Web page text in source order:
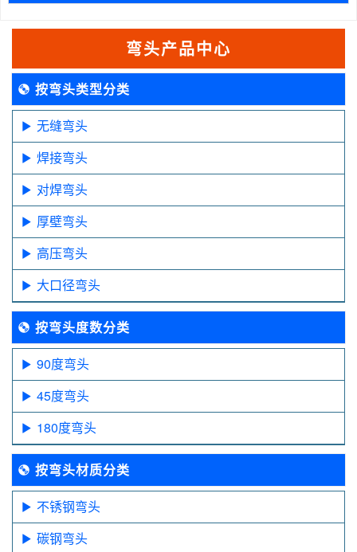
弯头产品中心
按弯头类型分类
无缝弯头
焊接弯头
对焊弯头
厚壁弯头
高压弯头
大口径弯头
按弯头度数分类
90度弯头
45度弯头
180度弯头
按弯头材质分类
不锈钢弯头
碳钢弯头